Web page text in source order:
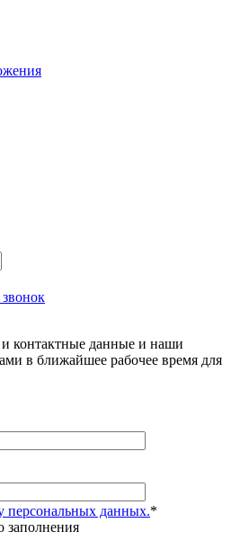
звонок
контактные данные и наши
в ближайшее рабочее время для
персональных данных.*
заполнения